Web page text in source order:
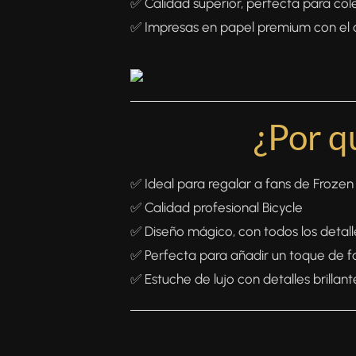
✅ Calidad superior, perfecta para
✅ Impresas en papel premium con
¿Por
✅ Ideal para regalar a fans de Frozen
✅ Calidad profesional Bicycle
✅ Diseño mágico, con todos los
✅ Perfecta para añadir un toque de
✅ Estuche de lujo con detalles